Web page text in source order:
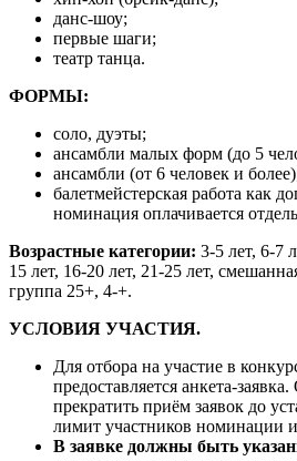
данс-шоу;
первые шаги;
театр танца.
ФОРМЫ:
соло, дуэты;
ансамбли малых форм (до 5
ансамбли (от 6 человек и
балетмейстерская работа как
номинация оплачивается
Возрастные категории: 3-5 лет, 6-7
15 лет, 16-20 лет, 21-25 лет,
группа 25+, 4-+.
УСЛОВИЯ УЧАСТИЯ.
Для отбора на участие в
предоставляется анкета-
прекратить приём заявок до
лимит участников номинации
В заявке должны быть